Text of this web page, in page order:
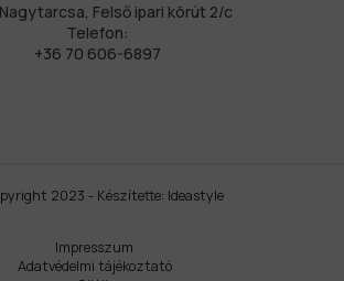
Felső ipari körút 2/c
Telefon:
+36 70 606-6897
2023 - Készítette: Ideastyle
Impresszum
Adatvédelmi tájékoztató